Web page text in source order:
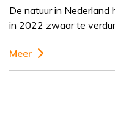
De natuur in
in 2022 zwaar te
Meer